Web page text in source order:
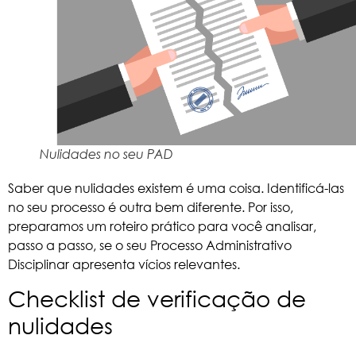
Nulidades no seu PAD
Saber que nulidades existem é uma coisa. Identificá-las
no seu processo é outra bem diferente. Por isso,
preparamos um roteiro prático para você analisar,
passo a passo, se o seu Processo Administrativo
Disciplinar apresenta vícios relevantes.
Checklist de verificação de
nulidades